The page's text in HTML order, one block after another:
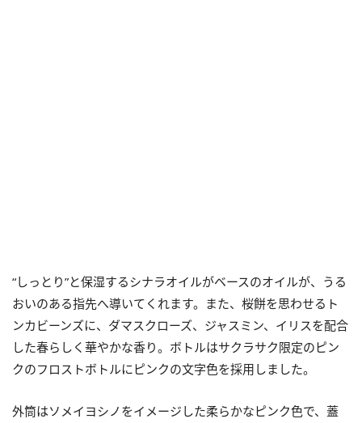
“しっとり”と保湿するシナラオイルがベースのオイルが、うる
おいのある指先へ導いてくれます。また、桜餅を思わせるト
ンカビーンズに、ダマスクローズ、ジャスミン、イリスを配合
した春らしく華やかな香り。ボトルはサクラサク限定のピン
クのフロストボトルにピンクの文字色を採用しました。
外筒はソメイヨシノをイメージした柔らかなピンク色で、蓋